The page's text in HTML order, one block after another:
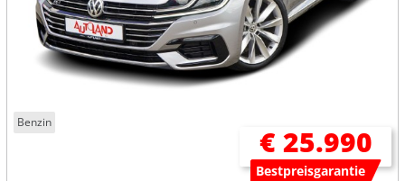
Benzin
€ 25.990
Bestpreisgarantie